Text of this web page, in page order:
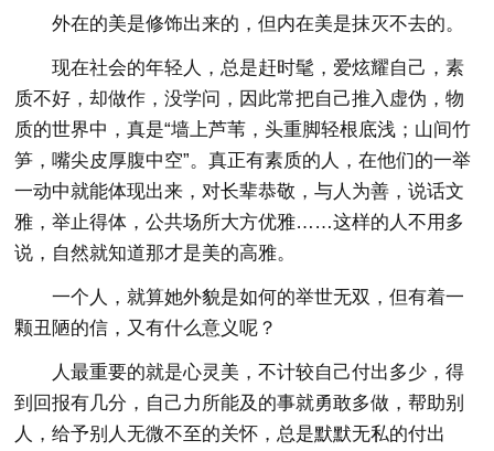
外在的美是修饰出来的，但内在美是抹灭不去的。
现在社会的年轻人，总是赶时髦，爱炫耀自己，素
质不好，却做作，没学问，因此常把自己推入虚伪，物
质的世界中，真是“墙上芦苇，头重脚轻根底浅；山间竹
笋，嘴尖皮厚腹中空”。真正有素质的人，在他们的一举
一动中就能体现出来，对长辈恭敬，与人为善，说话文
雅，举止得体，公共场所大方优雅……这样的人不用多
说，自然就知道那才是美的高雅。
一个人，就算她外貌是如何的举世无双，但有着一
颗丑陋的信，又有什么意义呢？
人最重要的就是心灵美，不计较自己付出多少，得
到回报有几分，自己力所能及的事就勇敢多做，帮助别
人，给予别人无微不至的关怀，总是默默无私的付出